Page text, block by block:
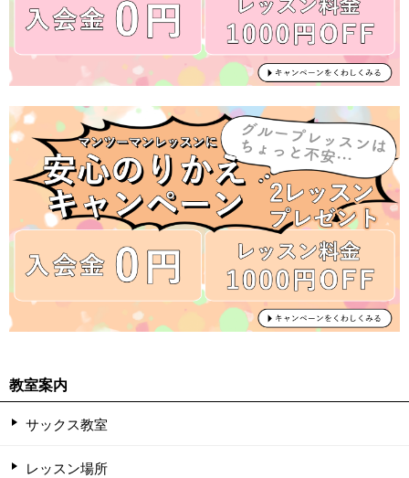
教室案内
サックス教室
レッスン場所